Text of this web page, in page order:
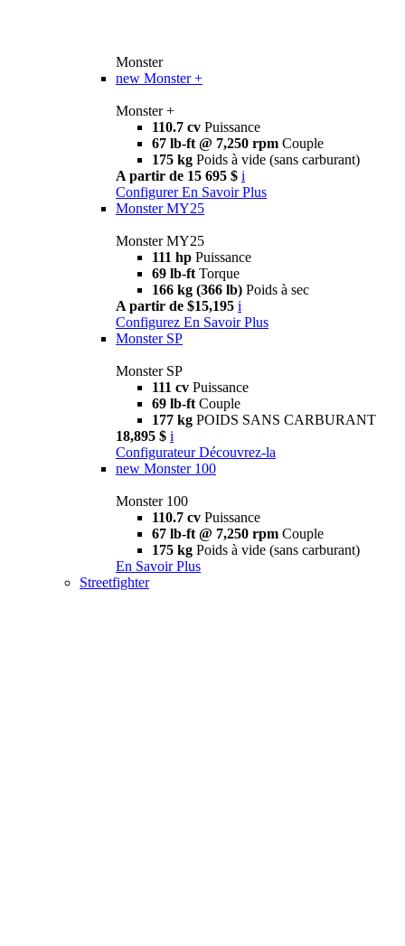
Monster
new Monster +
Monster +
110.7 cv Puissance
67 lb-ft @ 7,250 rpm Couple
175 kg Poids à vide (sans carburant)
A partir de 15 695 $ i
Configurer En Savoir Plus
Monster MY25
Monster MY25
111 hp Puissance
69 lb-ft Torque
166 kg (366 lb) Poids à sec
A partir de $15,195 i
Configurez En Savoir Plus
Monster SP
Monster SP
111 cv Puissance
69 lb-ft Couple
177 kg POIDS SANS CARBURANT
18,895 $ i
Configurateur Découvrez-la
new Monster 100
Monster 100
110.7 cv Puissance
67 lb-ft @ 7,250 rpm Couple
175 kg Poids à vide (sans carburant)
En Savoir Plus
Streetfighter